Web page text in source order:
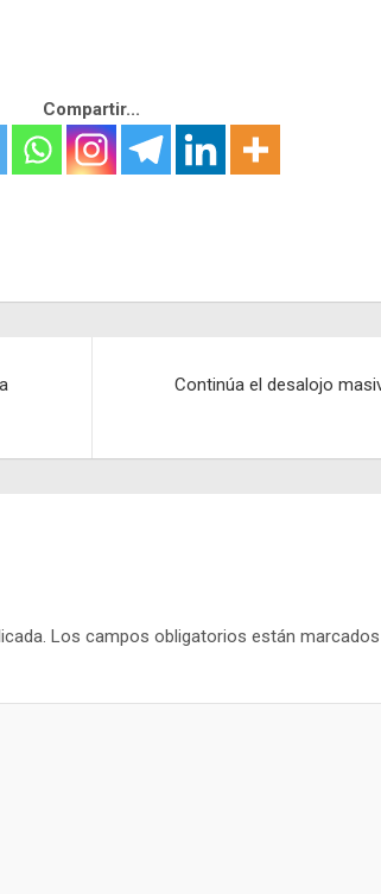
Compartir...
Continúa el desalojo
Los campos obligatorios están